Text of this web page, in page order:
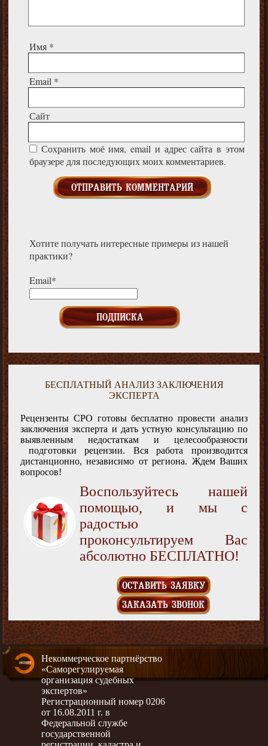
Имя *
Email *
Сайт
Сохранить моё имя, email и адрес сайта в этом
браузере для последующих моих комментариев.
Хотите получать интересные примеры из нашей
практики?
Email*
БЕСПЛАТНЫЙ АНАЛИЗ ЗАКЛЮЧЕНИЯ
ЭКСПЕРТА
Рецензенты СРО готовы бесплатно провести анализ
заключения эксперта и дать устную консультацию по
выявленным недостаткам и целесообразности
подготовки рецензии. Вся работа производится
дистанционно, независимо от региона. Ждем Ваших
вопросов!
Воспользуйтесь нашей
помощью, и мы с
радостью
проконсультируем Вас
абсолютно БЕСПЛАТНО!
ОСТАВИТЬ ЗАЯВКУ
ЗАКАЗАТЬ ЗВОНОК
Некоммерческое партнёрство
«Саморегулируемая
организация судебных
экспертов»
Регистрационный номер 0206
от 16.08.2011 г. в
Федеральной службе
государственной